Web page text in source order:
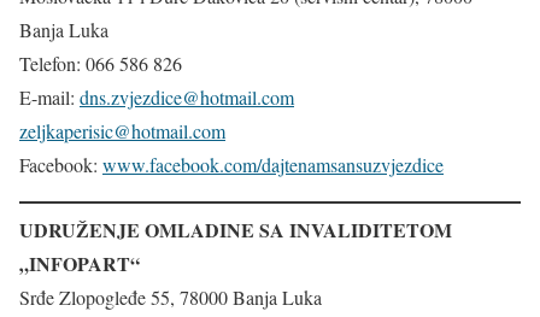
Banja Luka
Telefon: 066 586 826
E-mail: dns.zvjezdice@hotmail.com
zeljkaperisic@hotmail.com
Facebook: www.facebook.com/dajtenamsansuzvjezdice
UDRUŽENJE OMLADINE SA INVALIDITETOM
„INFOPART“
Srđe Zlopogleđe 55, 78000 Banja Luka